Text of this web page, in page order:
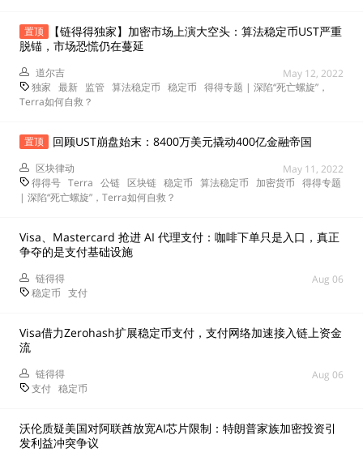
置顶
【链得得独家】加密市场上演大空头：算法稳定币UST严重
脱锚，市场恐慌仍在蔓延
道尔吉
May 12, 2022
独家 最新 监管 算法稳定币 稳定币 得得专题 | 深陷“死亡螺旋”，
Terra如何自救？
置顶 回顾UST崩盘始末：8400万美元撬动400亿金融帝国
区块律动
May 11, 2022
得得号 Terra 公链 区块链 稳定币 算法稳定币 加密货币 得得专题
| 深陷“死亡螺旋”，Terra如何自救？
Visa、Mastercard 抢进 AI 代理支付：咖啡下单只是入口，真正
争夺的是支付基础设施
链得得
Aug 06
稳定币 支付
Visa借力Zerohash扩展稳定币支付，支付网络加速接入链上资金
流
链得得
Aug 06
支付 稳定币
沃伦质疑美国对阿联酋放宽AI芯片限制：特朗普家族加密投资引
发利益冲突争议